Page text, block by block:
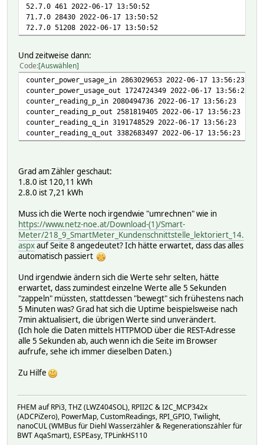
52.7.0 461 2022-06-17 13:50:52
71.7.0 28430 2022-06-17 13:50:52
72.7.0 51208 2022-06-17 13:50:52
Und zeitweise dann:
Code Auswählen
counter_power_usage_in 2863029653 2022-06-17 13:56:23
counter_power_usage_out 1724724349 2022-06-17 13:56:23
counter_reading_p_in 2080494736 2022-06-17 13:56:23
counter_reading_p_out 2581819405 2022-06-17 13:56:23
counter_reading_q_in 3191748529 2022-06-17 13:56:23
counter_reading_q_out 3382683497 2022-06-17 13:56:23
Grad am Zähler geschaut:
1.8.0 ist 120,11 kWh
2.8.0 ist 7,21 kWh
Muss ich die Werte noch irgendwie "umrechnen" wie in
https://www.netz-noe.at/Download-(1)/Smart-
Meter/218_9_SmartMeter_Kundenschnittstelle_lektoriert_14.
aspxauf Seite 8 angedeutet? Ich hätte erwartet, dass das alles
automatisch passiert
Und irgendwie ändern sich die Werte sehr selten, hätte
erwartet, dass zumindest einzelne Werte alle 5 Sekunden
"zappeln" müssten, stattdessen "bewegt" sich frühestens nach
5 Minuten was? Grad hat sich die Uptime beispielsweise nach
7min aktualisiert, die übrigen Werte sind unverändert.
(Ich hole die Daten mittels HTTPMOD über die REST-Adresse
alle 5 Sekunden ab, auch wenn ich die Seite im Browser
aufrufe, sehe ich immer dieselben Daten.)
Zu Hilfe
FHEM auf RPi3, THZ (LWZ404SOL), RPII2C & I2C_MCP342x
(ADCPiZero), PowerMap, CustomReadings, RPI_GPIO, Twilight,
nanoCUL (WMBus für Diehl Wasserzähler & Regenerationszähler für
BWT AqaSmart), ESPEasy, TPLinkHS110